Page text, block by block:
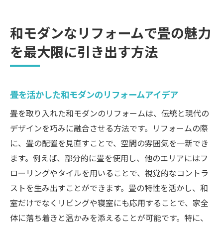
和モダンなリフォームで畳の魅力
を最大限に引き出す方法
畳を活かした和モダンのリフォームアイデア
畳を取り入れた和モダンのリフォームは、伝統と現代の
デザインを巧みに融合させる方法です。リフォームの際
に、畳の配置を見直すことで、空間の雰囲気を一新でき
ます。例えば、部分的に畳を使用し、他のエリアにはフ
ローリングやタイルを用いることで、視覚的なコントラ
ストを生み出すことができます。畳の特性を活かし、和
室だけでなくリビングや寝室にも応用することで、家全
体に落ち着きと温かみを添えることが可能です。特に、